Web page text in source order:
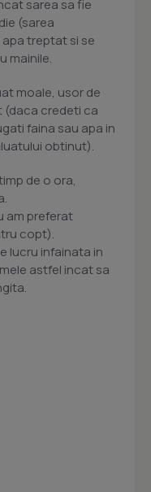
sarea sa fie
(sarea
treptat si se
mainile.
moale, usor de
(daca credeti ca
faina sau apa in
obtinut).
de o ora,
am preferat
copt).
lucru infainata in
astfel incat sa